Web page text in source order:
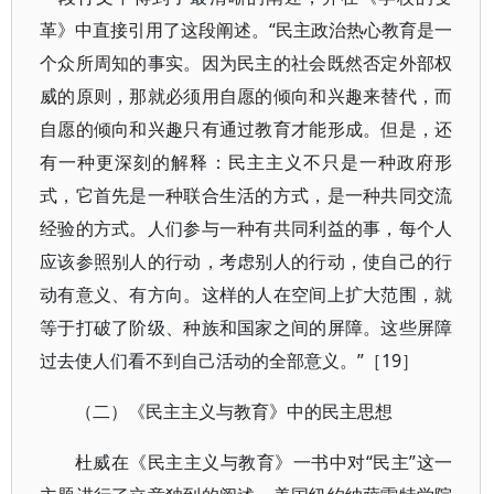
革》中直接引用了这段阐述。“民主政治热心教育是一
个众所周知的事实。因为民主的社会既然否定外部权
威的原则，那就必须用自愿的倾向和兴趣来替代，而
自愿的倾向和兴趣只有通过教育才能形成。但是，还
有一种更深刻的解释：民主主义不只是一种政府形
式，它首先是一种联合生活的方式，是一种共同交流
经验的方式。人们参与一种有共同利益的事，每个人
应该参照别人的行动，考虑别人的行动，使自己的行
动有意义、有方向。这样的人在空间上扩大范围，就
等于打破了阶级、种族和国家之间的屏障。这些屏障
过去使人们看不到自己活动的全部意义。”［19］
（二）《民主主义与教育》中的民主思想
杜威在《民主主义与教育》一书中对“民主”这一